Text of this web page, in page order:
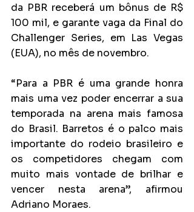
da PBR receberá um bônus de R$
100 mil, e garante vaga da Final do
Challenger Series, em Las Vegas
(EUA), no mês de novembro.
“Para a PBR é uma grande honra
mais uma vez poder encerrar a sua
temporada na arena mais famosa
do Brasil. Barretos é o palco mais
importante do rodeio brasileiro e
os competidores chegam com
muito mais vontade de brilhar e
vencer nesta arena”, afirmou
Adriano Moraes.